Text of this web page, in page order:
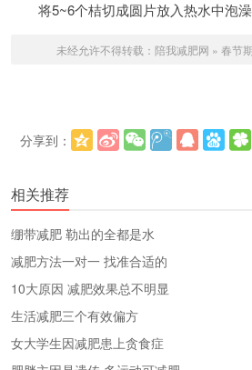
将5~6个桔切成圆片放入热水中泡澡
未经允许不得转载： 陪我减肥网 » 春节
分享到：
相关推荐
绷带减肥 勒出的全都是水
减肥方法一对一 找准合适的
10大原因 减肥效果总不明显
生活减肥三个有效偏方
女大学生因减肥患上贪食症